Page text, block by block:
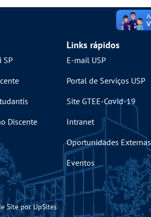
SP
Discente
Links rápidos
E-mail USP
Portal de Serviços USP
Site GTEE-Covid-19
Intranet
Oportunidades Externas
Eventos
Site por UpSites